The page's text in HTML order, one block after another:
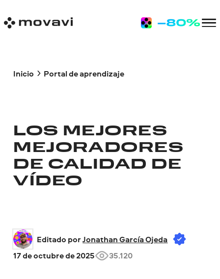
Inicio Portal de aprendizaje
LOS MEJORES
MEJORADORES
DE CALIDAD DE
VÍDEO
Editado por Jonathan García Ojeda
17 de octubre de 2025
35.120